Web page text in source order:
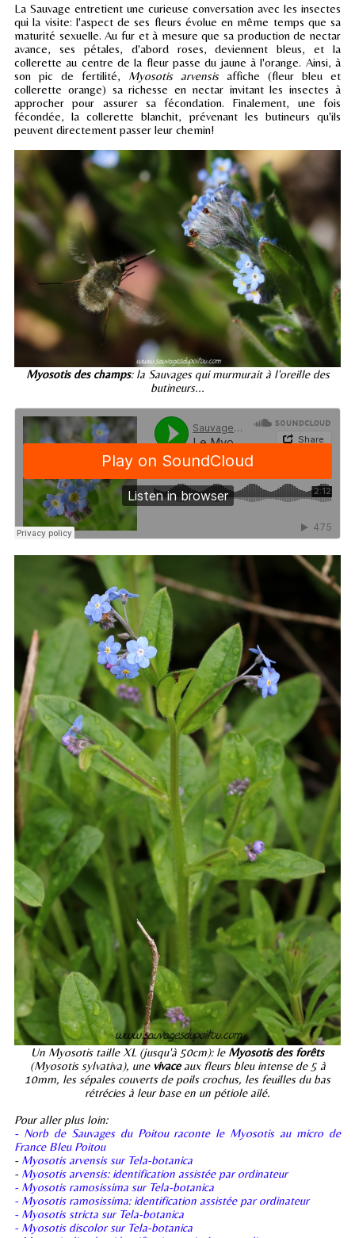
La Sauvage entretient une curieuse conversation avec les insectes
qui la visite: l'aspect de ses fleurs évolue en même temps que sa
maturité sexuelle. Au fur et à mesure que sa production de nectar
avance, ses pétales, d'abord roses, deviennent bleus, et la
collerette au centre de la fleur passe du jaune à l'orange. Ainsi, à
son pic de fertilité, Myosotis arvensisaffiche (fleur bleu et
collerette orange) sa richesse en nectar invitant les insectes à
approcher pour assurer sa fécondation. Finalement, une fois
fécondée, la collerette blanchit, prévenant les butineurs qu'ils
peuvent directement passer leur chemin!
Myosotis des champs: la Sauvages qui murmurait à l'oreille des
butineurs...
Un Myosotis taille XL (jusqu'à 50cm): le Myosotis des forêts
(Myosotis sylvativa), une vivaceaux fleurs bleu intense de 5 à
10mm, les sépales couverts de poils crochus, les feuilles du bas
rétrécies à leur base en un pétiole ailé.
Pour aller plus loin:
- Norb de Sauvages du Poitou raconte le Myosotis au micro de
France Bleu Poitou
- Myosotis arvensis sur Tela-botanica
- Myosotis arvensis: identification assistée par ordinateur
- Myosotis ramosissima sur Tela-botanica
- Myosotis ramosissima: identification assistée par ordinateur
- Myosotis stricta sur Tela-botanica
- Myosotis discolor sur Tela-botanica